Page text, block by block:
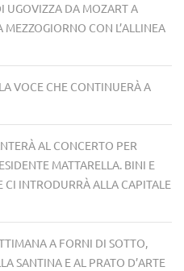
UGOVIZZA DA MOZART A
CON L’ALLINEA
VOCE CHE CONTINUERÀ A
AL CONCERTO PER
MATTARELLA. BINI E
INTRODURRÀ ALLA CAPITALE
A FORNI DI SOTTO,
SANTINA E AL PRATO D’ARTE